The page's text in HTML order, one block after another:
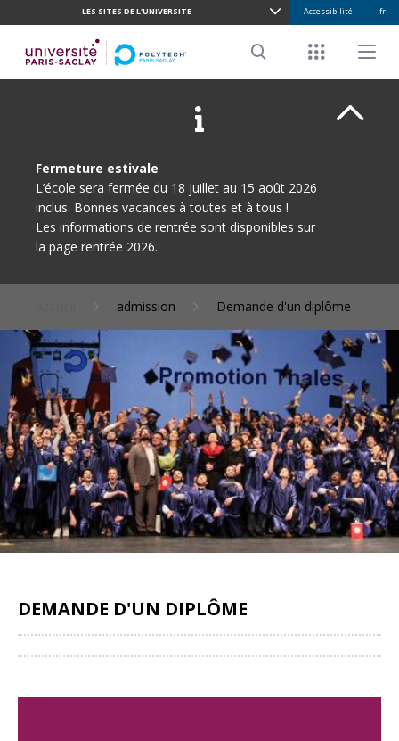
CONTENU
PRINCIPAL
LES SITES DE L'UNIVERSITE Accessibilité fr
Menu Menu
Fermeture estivale
L’école sera fermée du 18 juillet au 15 août 2026
inclus. Bonnes vacances à toutes et à tous !
Les informations de rentrée sont disponibles sur
la page rentrée 2026.
admission Demande d'un diplôme
DEMANDE D'UN DIPLÔME